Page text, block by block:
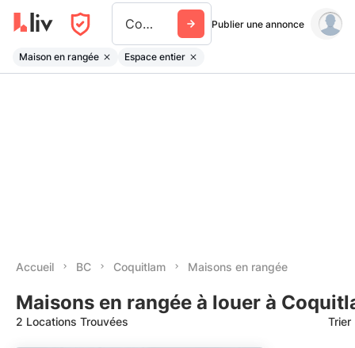
Coquitlam Publier une annonce
Maison en rangée Espace entier
Accueil BC Coquitlam Maisons en rangée
Maisons en rangée à louer à
2 Locations Trouvées Trier